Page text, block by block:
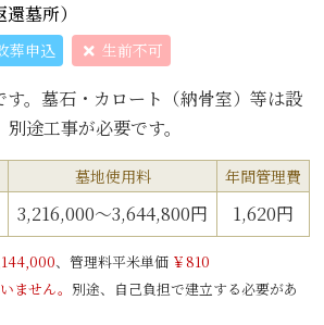
墓所）
葬申込 生前不可
す。墓石・カロート（納骨室）等は設
途工事が必要です。
墓地使用料 年間管理費
3,216,000～3,644,800円 1,620円
、管理料平米単価 ￥810
ません。 別途、自己負担で建立する必要があ